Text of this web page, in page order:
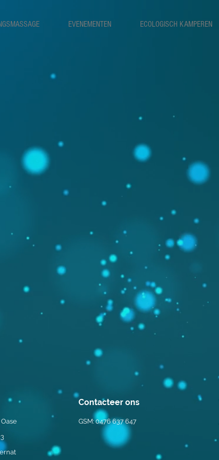
EVENEMENTEN ECOLOGISCH KAMPEREN
Contacteer ons
GSM: 0476 637 647